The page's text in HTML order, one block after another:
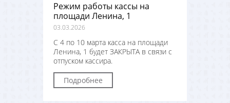
Режим работы кассы на
площади Ленина, 1
03.03.2026
С 4 по 10 марта касса на площади
Ленина, 1 будет ЗАКРЫТА в связи с
отпуском кассира.
Подробнее